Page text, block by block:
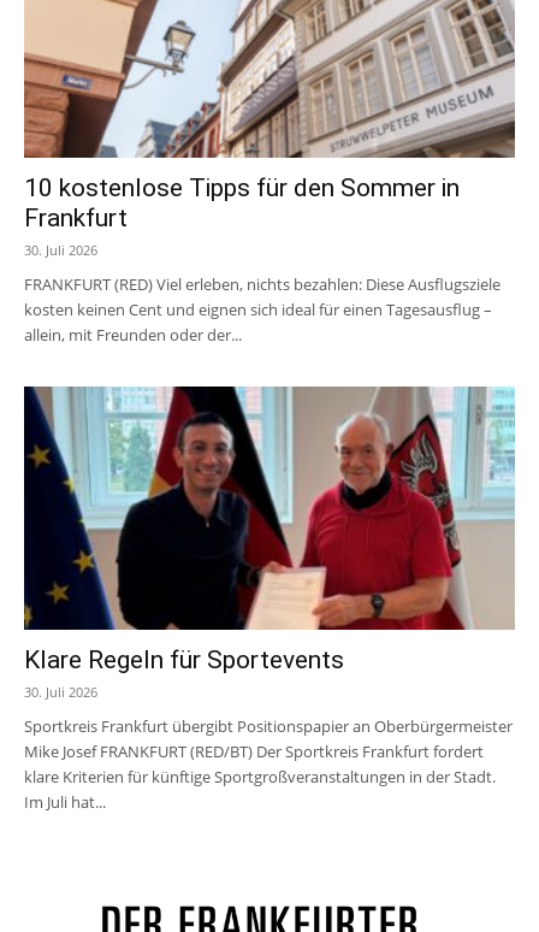
10 kostenlose Tipps für den Sommer in
Frankfurt
30. Juli 2026
FRANKFURT (RED) Viel erleben, nichts bezahlen: Diese Ausflugsziele
kosten keinen Cent und eignen sich ideal für einen Tagesausflug –
allein, mit Freunden oder der...
Klare Regeln für Sportevents
30. Juli 2026
Sportkreis Frankfurt übergibt Positionspapier an Oberbürgermeister
Mike Josef FRANKFURT (RED/BT) Der Sportkreis Frankfurt fordert
klare Kriterien für künftige Sportgroßveranstaltungen in der Stadt.
Im Juli hat...